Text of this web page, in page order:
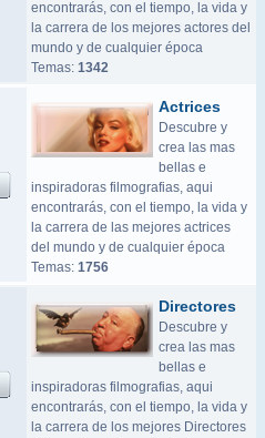
encontrarás, con el tiempo, la vida y
la carrera de los mejores actores del
mundo y de cualquier época
Temas: 1342
Actrices
Descubre y
crea las mas
bellas e
inspiradoras filmografias, aqui
encontrarás, con el tiempo, la vida y
la carrera de las mejores actrices
del mundo y de cualquier época
Temas: 1756
Directores
Descubre y
crea las mas
bellas e
inspiradoras filmografias, aqui
encontrarás, con el tiempo, la vida y
la carrera de los mejores Directores